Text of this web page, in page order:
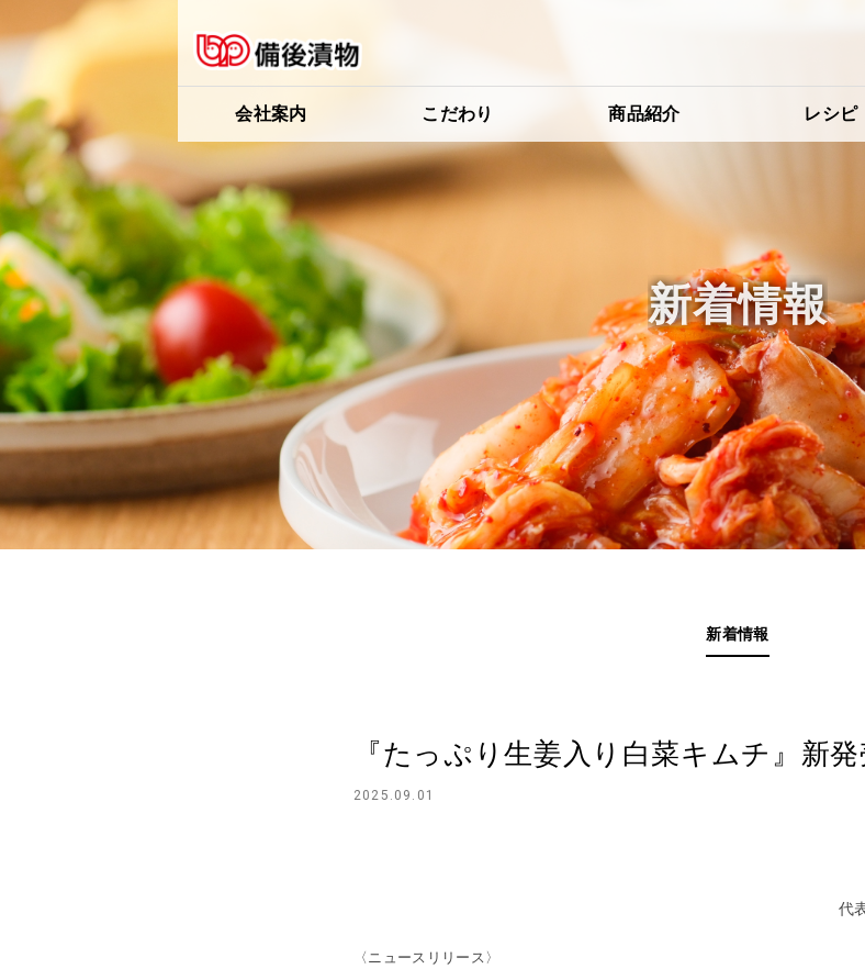
会社案内 こだわり 商品紹介 レシピ
新着情報
新着情報
『たっぷり生姜入り白菜キムチ』新発
2025.09.01
代
〈ニュースリリース〉